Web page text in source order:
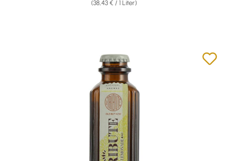
(38,43 € / 1 Liter)